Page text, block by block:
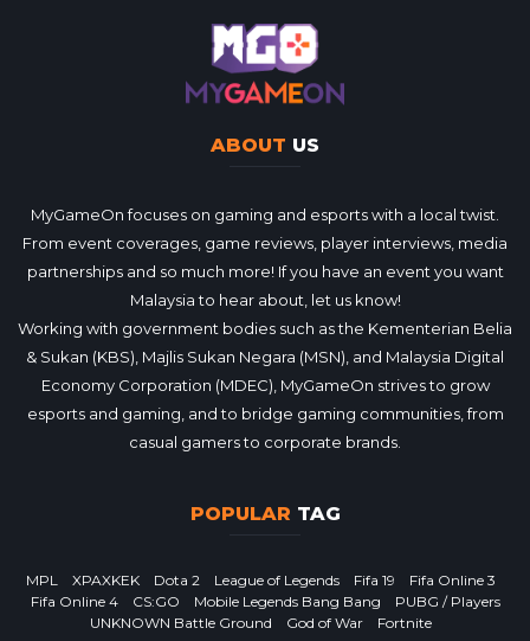
ABOUT US
MyGameOn focuses on gaming and esports with a local twist.
From event coverages, game reviews, player interviews, media
partnerships and so much more! If you have an event you want
Malaysia to hear about, let us know!
Working with government bodies such as the Kementerian Belia
& Sukan (KBS), Majlis Sukan Negara (MSN), and Malaysia Digital
Economy Corporation (MDEC), MyGameOn strives to grow
esports and gaming, and to bridge gaming communities, from
casual gamers to corporate brands.
POPULAR TAG
MPL XPAXKEK Dota 2 League of Legends Fifa 19
Fifa Online 3
Fifa Online 4
CS:GO Mobile Legends Bang Bang
PUBG / Players
UNKNOWN Battle Ground
God of War Fortnite